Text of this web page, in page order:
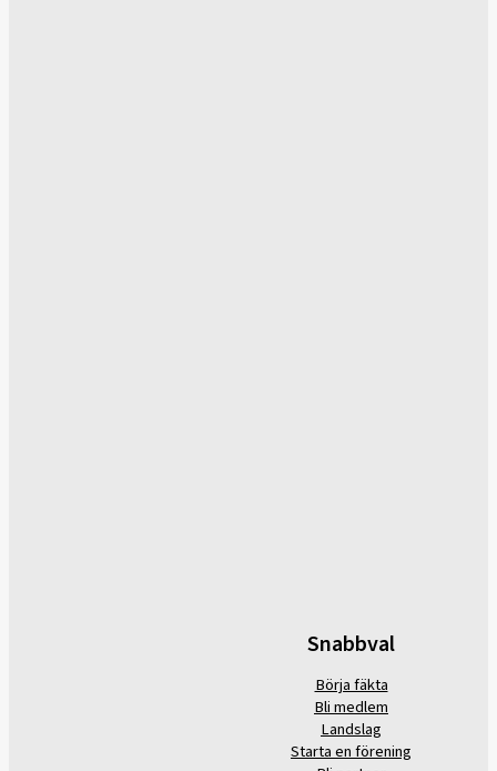
Snabbval
Börja fäkta
Bli medlem
Landslag
Starta en förening